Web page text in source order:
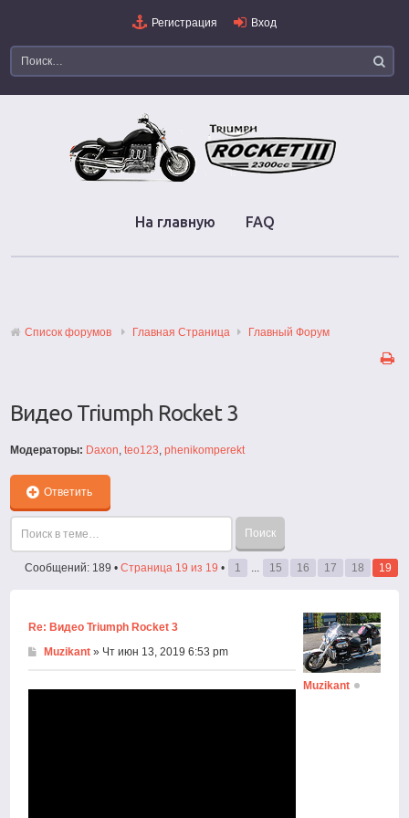
Регистрация Вход
На главную FAQ
Список форумов Главная Страница Главный Форум
Видео Triumph Rocket 3
Модераторы: Daxon,teo123,phenikomperekt
Ответить
Сообщений: 189 • Страница 19 из 19 • 1 ... 15 16 17 18 19
Re: Видео Triumph Rocket 3
Muzikant » Чт июн 13, 2019 6:53 pm
Muzikant